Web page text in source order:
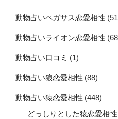
動物占いペガサス恋愛相性
動物占いライオン恋愛相性
動物占い口コミ (1)
動物占い狼恋愛相性 (88)
動物占い猿恋愛相性 (448)
どっしりとした猿恋愛相性